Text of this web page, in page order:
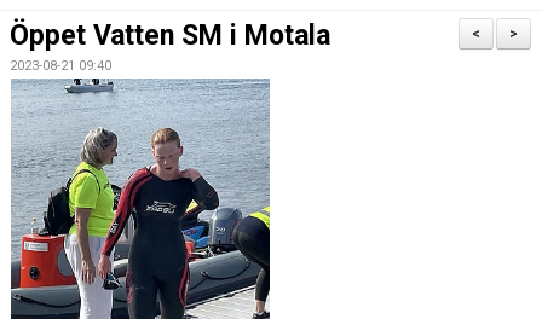
OM KLUBBEN
SIMSHOP
KONTAKT
KALENDER
BILDGALLERI
>
<
Öppet Vatten SM i Motala
2023-08-21 09:40